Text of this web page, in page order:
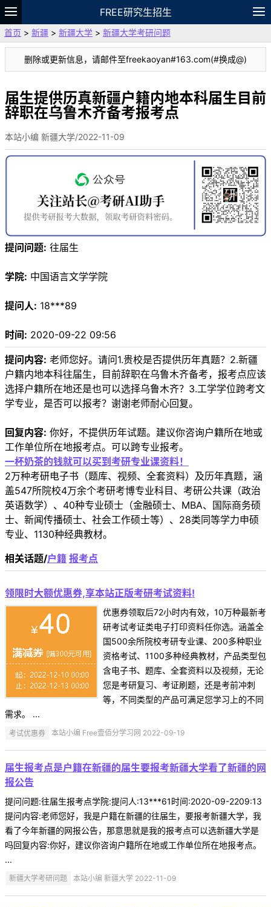
FREE研究生招生
题库
故事 专题 APP 笔记
VIP
资料
首页 > 新疆 > 新疆大学 > 新疆大学考研问题
删除或更新信息，请邮件至freekaoyan#163.com(#换成@)
届生提供历真新疆户籍内地本科届生目前
辞职在乌鲁木齐备考报考点
本站小编 新疆大学/2022-11-09
提问问题: 往届生
学院: 中国语言文学学院
提问人: 18***89
时间: 2020-09-22 09:56
提问内容: 老师您好。请问1.贵校是否提供历年真题？2.新疆
户籍内地本科往届生，目前辞职在乌鲁木齐备考，报考点应该
选择户籍所在地还是也可以选择乌鲁木齐？3.工学学位跨考文
学专业，是否可以报考？谢谢老师耐心回复。
回复内容: 你好，不提供历年试题。建议你咨询户籍所在地或
工作单位所在地报考点。可以跨专业报考。
一杯奶茶的钱就可以买到考研专业课资料！
2万种考研电子书（题库、视频、全套资料）及历年真题，涵
盖547所院校4万余个考研考博专业科目、考研公共课（政治
英语数学）、40种专业硕士（金融硕士、MBA、国际商务硕
士、新闻传播硕士、社会工作硕士等）、28类同等学力申硕
专业、1130种经典教材。
相关话题/户籍 报考点
领限时大额优惠券,享本站正版考研考试资料!
优惠券领取后72小时内有效，10万种最新考
研考试考证类电子打印资料任你选。涵盖全
国500余所院校考研专业课、200多种职业
资格考试、1100多种经典教材，产品类型包
含电子书、题库、全套资料以及视频，无论
您是考研复习、考证刷题，还是考前冲刺
等，不同类型的产品可满足您学习上的不同
需求。 ...
考试优惠券 本站小编 Free壹佰分学习网 2022-09-19
届生报考点是户籍在新疆的届生要报考新疆大学看了新疆的网
报公告
提问问题:往届生报考点学院:提问人:13***61时间:2020-09-2209:13
提问内容:老师您好，我是户籍在新疆的往届生，要报考新疆大学，我
看了今年新疆的网报公告，那意思就是我的报考点可以选新疆大学是
吗回复内容:你好，建议你咨询户籍所在地或工作单位所在地报考点。
...
新疆大学考研问题 本站小编 新疆大学 2022-11-09